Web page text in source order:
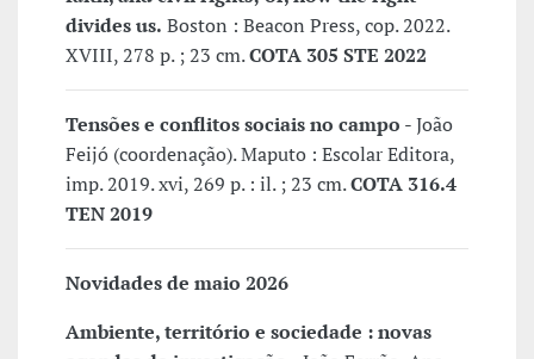
divides us. Boston : Beacon Press, cop. 2022.
XVIII, 278 p. ; 23 cm.COTA 305 STE 2022
Tensões e conflitos sociais no campo - João
Feijó (coordenação). Maputo : Escolar Editora,
imp. 2019. xvi, 269 p. : il. ; 23 cm.COTA 316.4
TEN 2019
Novidades de maio 2026
Ambiente, território e sociedade : novas